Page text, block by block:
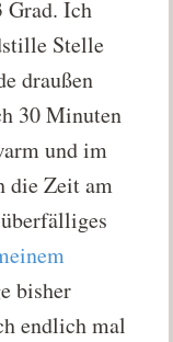
Grad. Ich
Stelle
draußen
30 Minuten
und im
die Zeit am
bisher
endlich mal